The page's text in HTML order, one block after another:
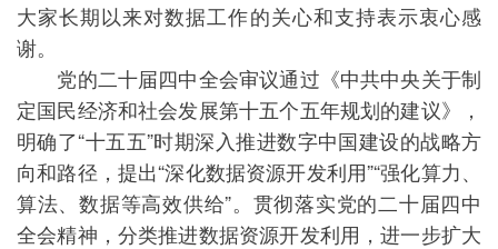
大家长期以来对数据工作的关心和支持表示衷心感
谢。
党的二十届四中全会审议通过《中共中央关于制
定国民经济和社会发展第十五个五年规划的建议》，
明确了“十五五”时期深入推进数字中国建设的战略方
向和路径，提出“深化数据资源开发利用”“强化算力、
算法、数据等高效供给”。贯彻落实党的二十届四中
全会精神，分类推进数据资源开发利用，进一步扩大